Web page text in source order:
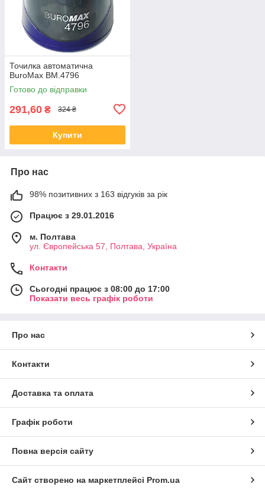
Точилка автоматична
BuroMax BM.4796
Готово до відправки
291,60 ₴ 324 ₴
Купити
Про нас
98% позитивних з 163 відгуків за рік
Працює з 29.01.2016
м. Полтава
ул. Європейська 57, Полтава, Україна
Контакти
Сьогодні працює з 08:00 до 17:00
Показати весь графік роботи
Про нас
Контакти
Доставка та оплата
Графік роботи
Повна версія сайту
Сайт створено на маркетплейсі Prom.ua